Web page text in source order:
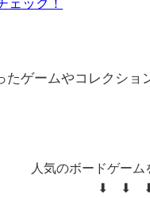
ェック！
たゲームやコレクショ
人気のボードゲーム
⬇ ⬇